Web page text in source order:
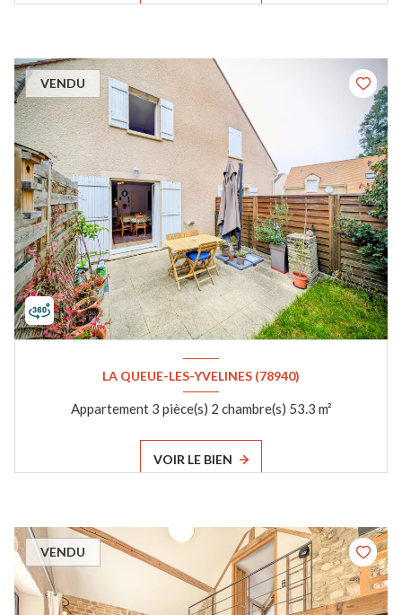
VENDU
LA QUEUE-LES-YVELINES (78940)
Appartement 3 pièce(s) 2 chambre(s) 53.3 m²
VOIR LE BIEN
VENDU